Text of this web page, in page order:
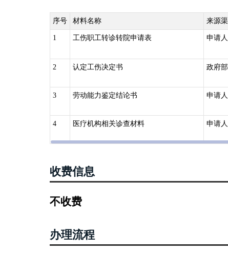
序号 材料名称 来源
1 工伤职工转诊转院申请表 申请
2 认定工伤决定书 政府
3 劳动能力鉴定结论书 申请
4 医疗机构相关诊查材料 申请
收费信息
不收费
办理流程